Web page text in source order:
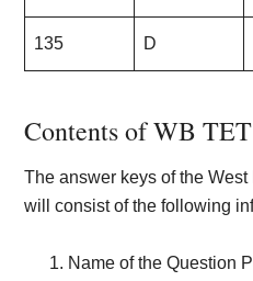
135 D
Contents of WB
The answer keys of the
will consist of the following
Name of the Question